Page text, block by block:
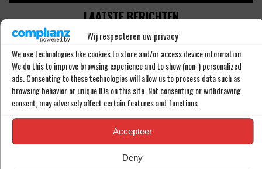
Wij respecteren uw privacy
We use technologies like cookies to store and/or access device information.
We do this to improve browsing experience and to show (non-) personalized
ads. Consenting to these technologies will allow us to process data such as
browsing behavior or unique IDs on this site. Not consenting or withdrawing
consent, may adversely affect certain features and functions.
Accepteer
Deny
LAATSTE BERICHTEN
WEST HAM UNITED MAAKT KOMST VAN JOEL
VELTMAN (34) BEKEND
PREMIER LEAGUE